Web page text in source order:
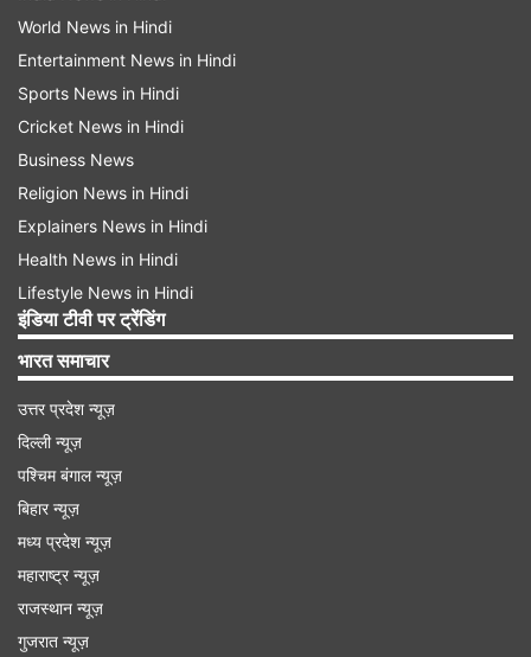
World News in Hindi
Entertainment News in Hindi
Sports News in Hindi
Cricket News in Hindi
Business News
Religion News in Hindi
Explainers News in Hindi
Health News in Hindi
Lifestyle News in Hindi
इंडिया टीवी पर ट्रेंडिंग
भारत समाचार
उत्तर प्रदेश न्यूज़
दिल्ली न्यूज़
पश्चिम बंगाल न्यूज़
बिहार न्यूज़
मध्य प्रदेश न्यूज़
महाराष्ट्र न्यूज़
राजस्थान न्यूज़
गुजरात न्यूज़